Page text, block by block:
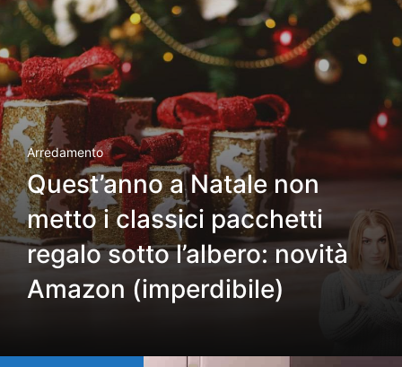
Arredamento
Quest’anno a Natale non
metto i classici pacchetti
regalo sotto l’albero: novità
Amazon (imperdibile)